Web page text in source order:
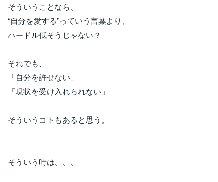
そういうことなら、
“自分を愛する”っていう言葉より、
ハードル低そうじゃない？
それでも、
「自分を許せない」
「現状を受け入れられない」
そういうコトもあると思う。
そういう時は、、、